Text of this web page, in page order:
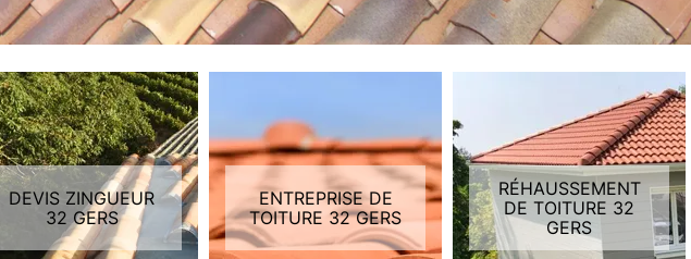
DEVIS ZINGUEUR
32 GERS
ENTREPRISE DE
TOITURE 32 GERS
RÉHAUSSEMENT
DE TOITURE 32
GERS